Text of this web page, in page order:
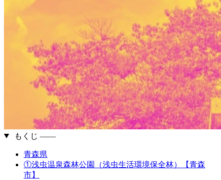
もくじ ――
青森県
①浅虫温泉森林公園（浅虫生活環境保全林）【青森
市】